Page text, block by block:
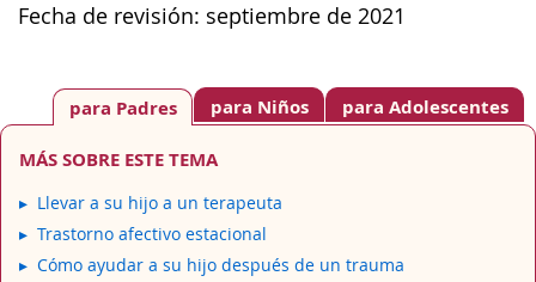
Fecha de revisión: septiembre de 2021
para Adolescentes
para Niños
para Padres
MÁS SOBRE ESTE TEMA
Llevar a su hijo a un terapeuta
Trastorno afectivo estacional
Cómo ayudar a su hijo después de un trauma